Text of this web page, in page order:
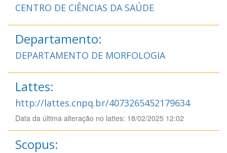
CENTRO DE CIÊNCIAS DA SAÚDE
Departamento:
DEPARTAMENTO DE MORFOLOGIA
Lattes:
http://lattes.cnpq.br/4073265452179634
Data da última alteração no lattes: 18/02/2025 12:02
Scopus: